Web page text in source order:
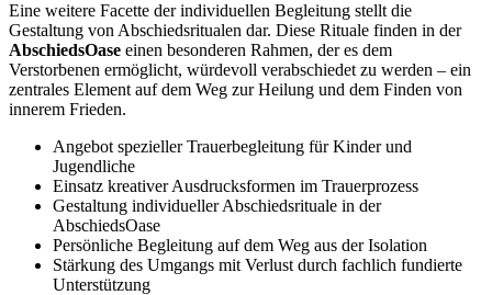
Eine weitere Facette der individuellen Begleitung stellt die
Gestaltung von Abschiedsritualen dar. Diese Rituale finden in der
AbschiedsOase einen besonderen Rahmen, der es dem
Verstorbenen ermöglicht, würdevoll verabschiedet zu werden – ein
zentrales Element auf dem Weg zur Heilung und dem Finden von
innerem Frieden.
Angebot spezieller Trauerbegleitung für Kinder und
Jugendliche
Einsatz kreativer Ausdrucksformen im Trauerprozess
Gestaltung individueller Abschiedsrituale in der
AbschiedsOase
Persönliche Begleitung auf dem Weg aus der Isolation
Stärkung des Umgangs mit Verlust durch fachlich fundierte
Unterstützung